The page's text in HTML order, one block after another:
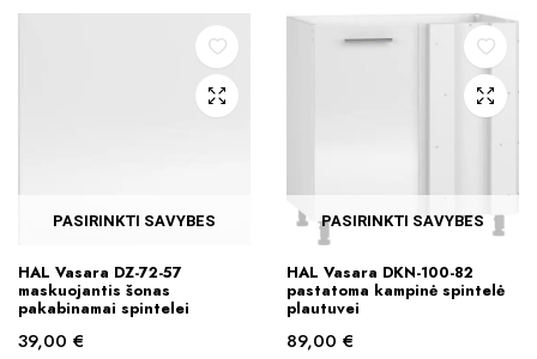
The
product
The
options
product
page
PASIRINKTI SAVYBES
product
has
multiple
HAL Vasara DZ-72-57
maskuojantis šonas
pakabinamai spintelei
39,00 €
PASIRINKTI SAVYBES
product
has
multiple
HAL Vasara DKN-100-82
pastatoma kampinė spintelė
plautuvei
89,00 €